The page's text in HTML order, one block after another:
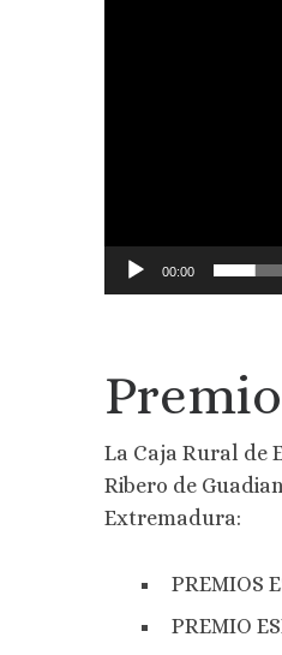
00:00
La Caja Rural de
Ribero de
Extremadura:
PREMIOS
PREMIO